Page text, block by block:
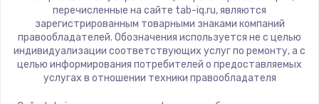
Заказать
Замена материнской платы
1395 руб.
перечисленные на сайте tab-iq.ru, являются
зарегистрированным товарными знаками компаний
правообладателей. Обозначения используется не с целью
индивидуализации соответствующих услуг по ремонту, а с
целью информирования потребителей о предоставляемых
услугах в отношении техники правообладателя